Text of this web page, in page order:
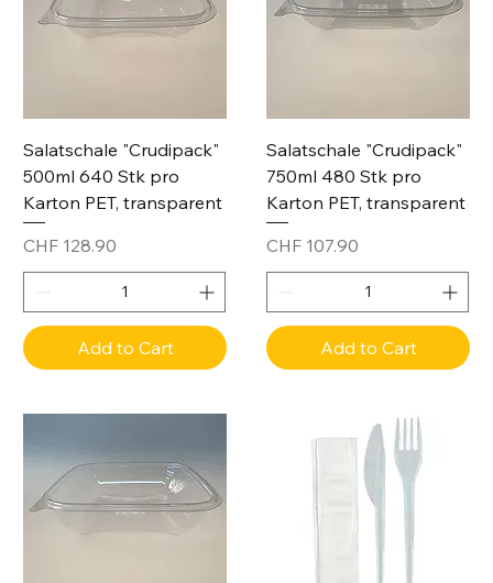
Salatschale "Crudipack"
500ml 640 Stk pro
Karton PET, transparent
Price
CHF 128.90
Add to Cart
Salatschale "Crudipack"
750ml 480 Stk pro
Karton PET, transparent
Price
CHF 107.90
Add to Cart